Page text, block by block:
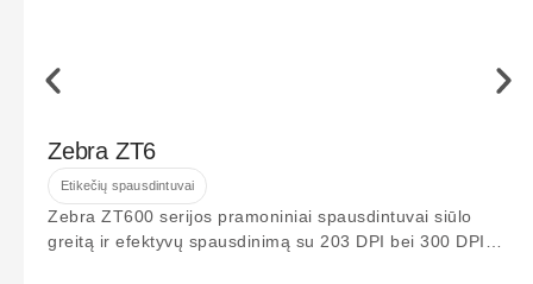
Zebra ZT6
Etikečių spausdintuvai
Zebra ZT600 serijos pramoniniai spausdintuvai siūlo
greitą ir efektyvų spausdinimą su 203 DPI bei 300 DPI